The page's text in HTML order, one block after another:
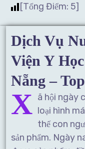
[Tổng Điểm: 5]
Dịch Vụ
Viện Y
Nẵng –
X ã hội ngày
loại hình
thế con
sản phẩm. Ngày